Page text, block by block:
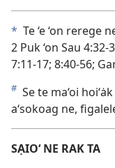
* Te ‘e ‘on rerege
2 Puk ‘on Sau
7:11-17; 8:40-56;
# Se te ma‘oi
a‘sokoag ne,
SẠIO‘ NE RAK TA